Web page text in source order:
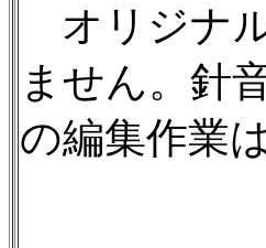
オリジナ
ません。針
の編集作業